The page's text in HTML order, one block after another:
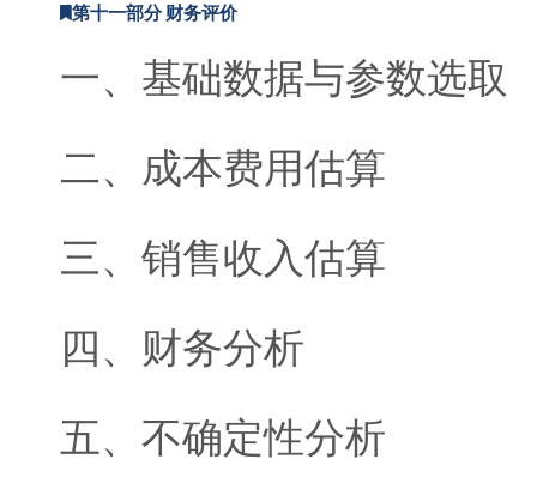
第十一部分 财务评价
一、基础数据与参数选取
二、成本费用估算
三、销售收入估算
四、财务分析
五、不确定性分析